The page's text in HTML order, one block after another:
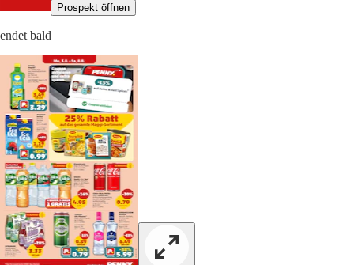
Prospekt öffnen
endet bald